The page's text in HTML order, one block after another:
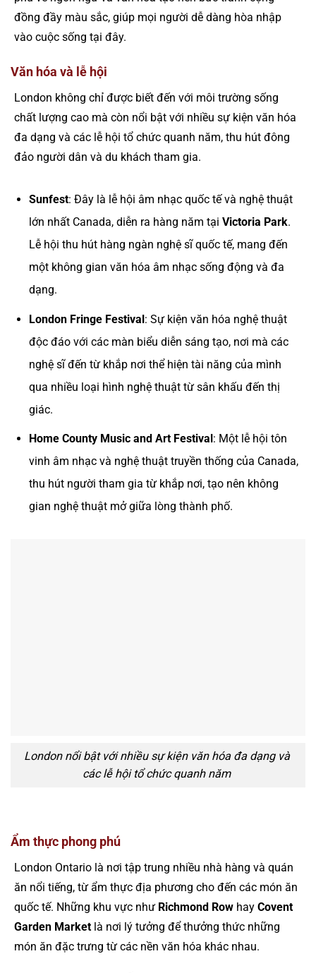
đồng đầy màu sắc, giúp mọi người dễ dàng hòa nhập
vào cuộc sống tại đây.
Văn hóa và lễ hội
London không chỉ được biết đến với môi trường sống
chất lượng cao mà còn nổi bật với nhiều sự kiện văn hóa
đa dạng và các lễ hội tổ chức quanh năm, thu hút đông
đảo người dân và du khách tham gia.
Sunfest: Đây là lễ hội âm nhạc quốc tế và nghệ thuật
lớn nhất Canada, diễn ra hàng năm tại Victoria Park.
Lễ hội thu hút hàng ngàn nghệ sĩ quốc tế, mang đến
một không gian văn hóa âm nhạc sống động và đa
dạng.
London Fringe Festival: Sự kiện văn hóa nghệ thuật
độc đáo với các màn biểu diễn sáng tạo, nơi mà các
nghệ sĩ đến từ khắp nơi thể hiện tài năng của mình
qua nhiều loại hình nghệ thuật từ sân khấu đến thị
giác.
Home County Music and Art Festival : Một lễ hội tôn
vinh âm nhạc và nghệ thuật truyền thống của Canada,
thu hút người tham gia từ khắp nơi, tạo nên không
gian nghệ thuật mở giữa lòng thành phố.
London nổi bật với nhiều sự kiện văn hóa đa dạng và
các lễ hội tổ chức quanh năm
Ẩm thực phong phú
London Ontario là nơi tập trung nhiều nhà hàng và quán
ăn nổi tiếng, từ ẩm thực địa phương cho đến các món ăn
quốc tế. Những khu vực như Richmond Row hay Covent
Garden Market là nơi lý tưởng để thưởng thức những
món ăn đặc trưng từ các nền văn hóa khác nhau.